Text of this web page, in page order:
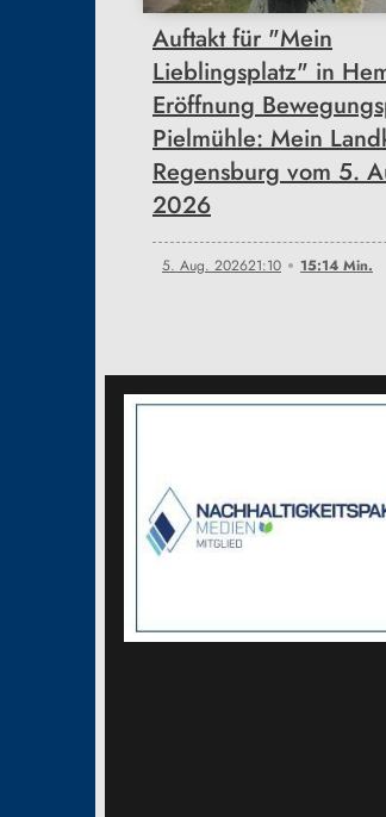
Auftakt für "Mein
Lieblingsplatz" in
Eröffnung
Pielmühle: Mein
Regensburg vom 5.
2026
5. Aug. 202621:10 15:14 Min.